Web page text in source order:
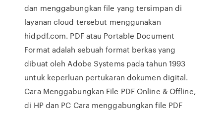
dan menggabungkan file yang tersimpan di
layanan cloud tersebut menggunakan
hidpdf.com. PDF atau Portable Document
Format adalah sebuah format berkas yang
dibuat oleh Adobe Systems pada tahun 1993
untuk keperluan pertukaran dokumen digital.
Cara Menggabungkan File PDF Online & Offline,
di HP dan PC Cara menggabungkan file PDF